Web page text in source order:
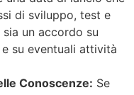
di sviluppo, test e
un accordo su
su eventuali attività
Conoscenze: Se